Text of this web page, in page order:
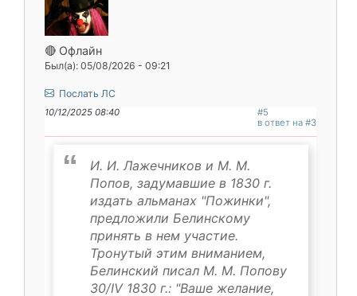
🔴 Офлайн
Был(а): 05/08/2026 - 09:21
Послать ЛС
10/12/2025 08:40
#5
в ответ на #3
И. И. Лажечников и М. М.
Попов, задумавшие в 1830 г.
издать альманах "Пожинки",
предложили Белинскому
принять в нем участие.
Тронутый этим вниманием,
Белинский писал М. М. Попову
30/IV 1830 г.: "Ваше желание,